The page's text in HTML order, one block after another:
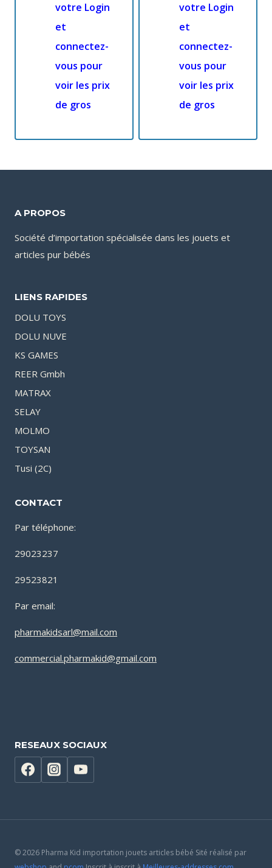
votre Login
et
connectez-
vous pour
voir les prix
de gros
votre Login
et
connectez-
vous pour
voir les prix
de gros
A PROPOS
Société d’importation spécialisée dans les jouets et
articles pur bébés
LIENS RAPIDES
DOLU TOYS
DOLU NUVE
KS GAMES
REER Gmbh
MATRAX
SELAY
MOLMO
TOYSAN
Tusi (2C)
CONTACT
Par téléphone:
29023237
29523821
Par email:
pharmakidsarl@mail.com
commercial.pharmakid@gmail.com
RESEAUX SOCIAUX
© 2026 Pharma Kid importation jouets articles bébé Sité réalisé par